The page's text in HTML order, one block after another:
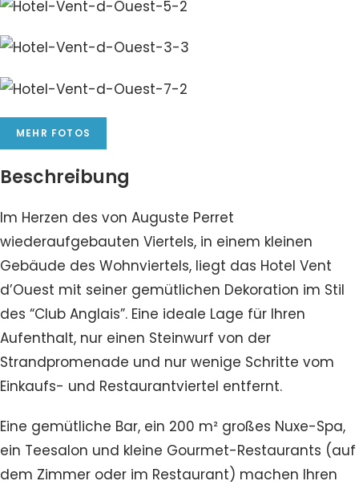
MEHR FOTOS
Beschreibung
Im Herzen des von Auguste Perret
wiederaufgebauten Viertels, in einem kleinen
Gebäude des Wohnviertels, liegt das Hotel Vent
d’Ouest mit seiner gemütlichen Dekoration im Stil
des “Club Anglais”. Eine ideale Lage für Ihren
Aufenthalt, nur einen Steinwurf von der
Strandpromenade und nur wenige Schritte vom
Einkaufs- und Restaurantviertel entfernt.
Eine gemütliche Bar, ein 200 m² großes Nuxe-Spa,
ein Teesalon und kleine Gourmet-Restaurants (auf
dem Zimmer oder im Restaurant) machen Ihren